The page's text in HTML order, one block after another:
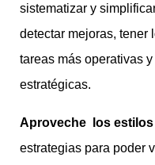
sistematizar y
detectar mejoras, tener
tareas más operativas
estratégicas.
Aproveche los estilos
estrategias para poder